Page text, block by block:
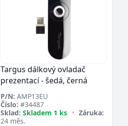
Targus dálkový ovladač
prezentací - šedá, černá
P/N: AMP13EU
Číslo: #34487
Sklad: Skladem 1 ks • Záruka:
24 měs.